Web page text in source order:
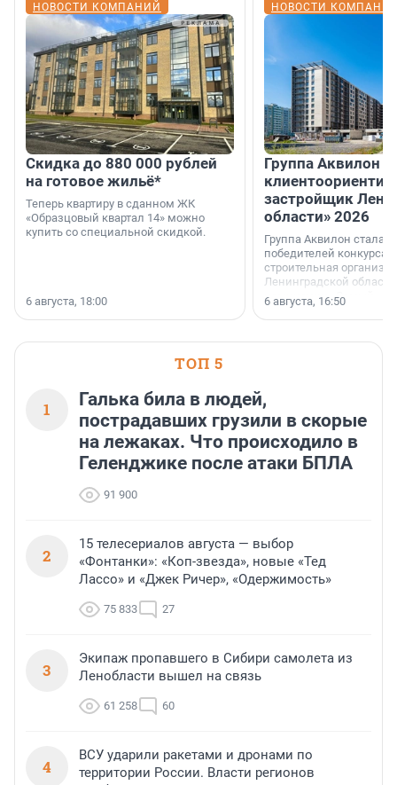
НОВОСТИ КОМПАНИЙ
Скидка до 880 000 рублей
на готовое жильё*
Теперь квартиру в сданном ЖК
«Образцовый квартал 14» можно
купить со специальной скидкой.
6 августа, 18:00
НОВОСТИ
Группа Аквилон
застройщик
области» 2026
Группа Аквилон стала
победителей конкурса
строительная
Ленинградской области
номинации «Самый
застройщик
области».
6 августа, 16:50
ТОП 5
1
Галька била в людей,
пострадавших грузили в скорые
на лежаках. Что происходило в
Геленджике после атаки БПЛА
91 900
2
15 телесериалов августа — выбор
«Фонтанки»: «Коп-звезда», новые «Тед
Лассо» и «Джек Ричер», «Одержимость»
75 833 27
3
Экипаж пропавшего в Сибири самолета из
Ленобласти вышел на связь
61 258 60
4
ВСУ ударили ракетами и дронами по
территории России. Власти регионов